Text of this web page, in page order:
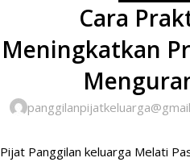
Cara
Meningkatkan
Pijat Panggilan keluarga Melati